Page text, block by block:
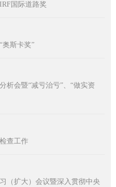
国际道路奖
奥斯卡奖”
析会暨“减亏治亏”、“做实资
查工作
（扩大）会议暨深入贯彻中央